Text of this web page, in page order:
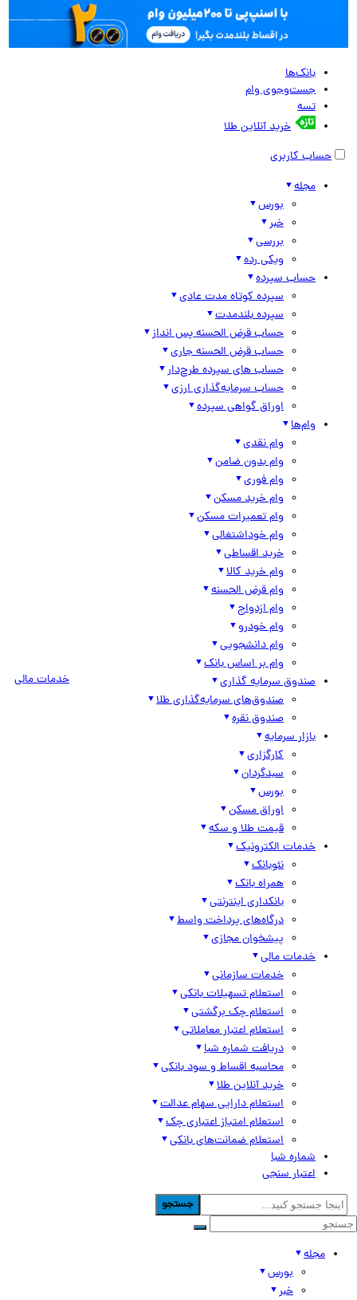
بانک‌ها
جست‌وجوی وام
تسه
خرید آنلاین طلا
حساب کاربری
مجله
بورس
خبر
بررسی
ویکی رده
حساب سپرده
سپرده کوتاه مدت عادی
سپرده بلندمدت
حساب قرض الحسنه پس انداز
حساب قرض الحسنه جاری
حساب های سپرده طرح‌دار
حساب سرمایه‌گذاری ارزی
اوراق گواهی سپرده
وام‌ها
وام نقدی
وام بدون ضامن
وام فوری
وام خرید مسکن
وام تعمیرات مسکن
وام خوداشتغالی
خرید اقساطی
وام خرید کالا
وام قرض الحسنه
وام ازدواج
وام خودرو
وام دانشجویی
وام بر اساس بانک
صندوق سرمایه گذاری
صندوق‌های سرمایه‌گذاری طلا
صندوق نقره
بازار سرمایه
کارگزاری
سبدگردان
بورس
اوراق مسکن
قیمت طلا و سکه
خدمات الکترونیک
نئوبانک
همراه بانک
بانکداری اینترنتی
درگاه‌های پرداخت واسط
پیشخوان مجازی
خدمات مالی
خدمات سازمانی
استعلام تسهیلات بانکی
استعلام چک برگشتی
استعلام اعتبار معاملاتی
دریافت شماره شبا
محاسبه اقساط و سود بانکی
خرید آنلاین طلا
استعلام دارایی سهام عدالت
استعلام امتیاز اعتباری چک
استعلام ضمانت‌های بانکی
شماره شبا
اعتبار سنجی
خدمات مالی
جستجو
مجله
بورس
خبر